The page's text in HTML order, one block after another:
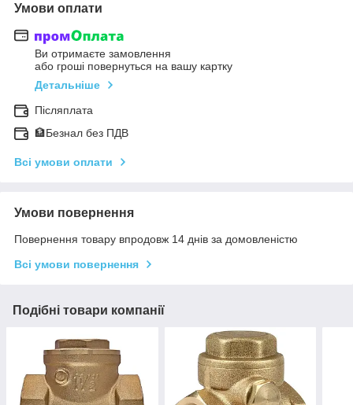
Умови оплати
Ви отримаєте замовлення
або гроші повернуться на вашу картку
Детальніше
Післяплата
🏦Безнал без ПДВ
Всі умови оплати
Умови повернення
Повернення товару впродовж 14 днів за домовленістю
Всі умови повернення
Подібні товари компанії